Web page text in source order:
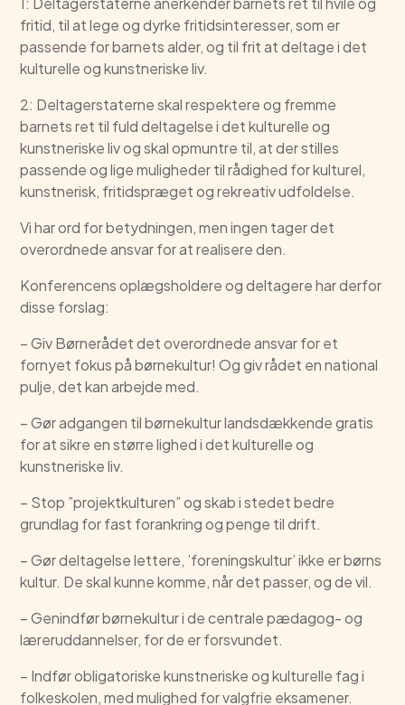
fritid, til at lege og dyrke fritidsinteresser, som er
passende for barnets alder, og til frit at deltage i det
kulturelle og kunstneriske liv.
2: Deltagerstaterne skal respektere og fremme
barnets ret til fuld deltagelse i det kulturelle og
kunstneriske liv og skal opmuntre til, at der stilles
passende og lige muligheder til rådighed for kulturel,
kunstnerisk, fritidspræget og rekreativ udfoldelse.
Vi har ord for betydningen, men ingen tager det
overordnede ansvar for at realisere den.
Konferencens oplægsholdere og deltagere har derfor
disse forslag:
– Giv Børnerådet det overordnede ansvar for et
fornyet fokus på børnekultur! Og giv rådet en national
pulje, det kan arbejde med.
– Gør adgangen til børnekultur landsdækkende gratis
for at sikre en større lighed i det kulturelle og
kunstneriske liv.
– Stop ”projektkulturen” og skab i stedet bedre
grundlag for fast forankring og penge til drift.
– Gør deltagelse lettere, ’foreningskultur’ ikke er børns
kultur. De skal kunne komme, når det passer, og de vil.
– Genindfør børnekultur i de centrale pædagog- og
læreruddannelser, for de er forsvundet.
– Indfør obligatoriske kunstneriske og kulturelle fag i
folkeskolen, med mulighed for valgfrie eksamener.